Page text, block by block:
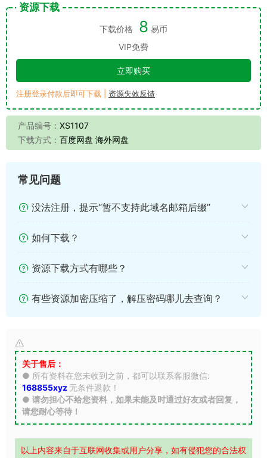
资源下载
下载价格 8 易币
VIP免费
立即购买
注册登录付款后即可下载 | 资源失效反馈
产品编号： XS1107
下载方式： 百度网盘 海外网盘
常见问题
没法注册，提示“暂不支持此域名邮箱后缀”
如何下载？
资源下载方式有哪些？
有些资源加密压缩了，解压密码哪儿去查询？
关于售后：
● 所有资料在您未收到之前，都可以联系客服微信:
168855xyz 无条件退款！
● 请勿担心不给您资料，如果未能及时通过好友或者回复，
请您耐心等待！
以上内容来自于互联网收集或用户分享，如有侵犯您的合法权